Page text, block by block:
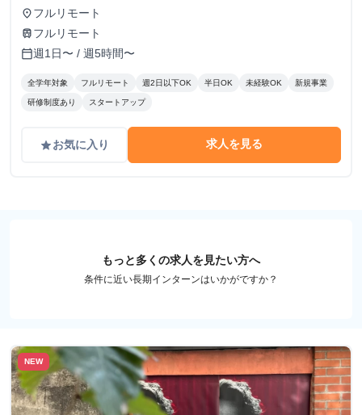
り裁量のある業務にもチャレンジできます。 しっかりとし
た評価体制を設け、時給アップも随時検討していきます！
place フルリモート
train フルリモート
calendar_today週1日〜 / 週5時間〜
全学年対象 フルリモート 週2日以下OK 半日OK 未経験OK 新規事業
研修制度あり スタートアップ
gradeお気に入り 求人を見る
もっと多くの求人を見たい方へ
条件に近い長期インターンはいかがですか？
NEW